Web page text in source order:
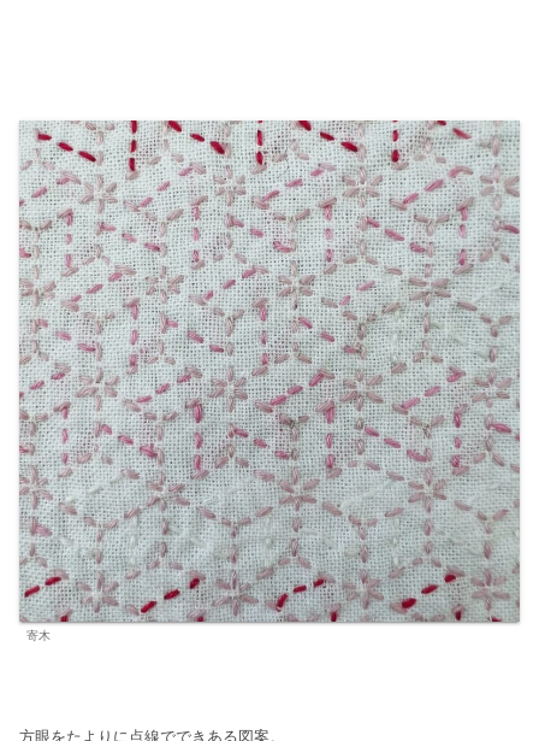
寄木
方眼をたよりに点線でできある図案。